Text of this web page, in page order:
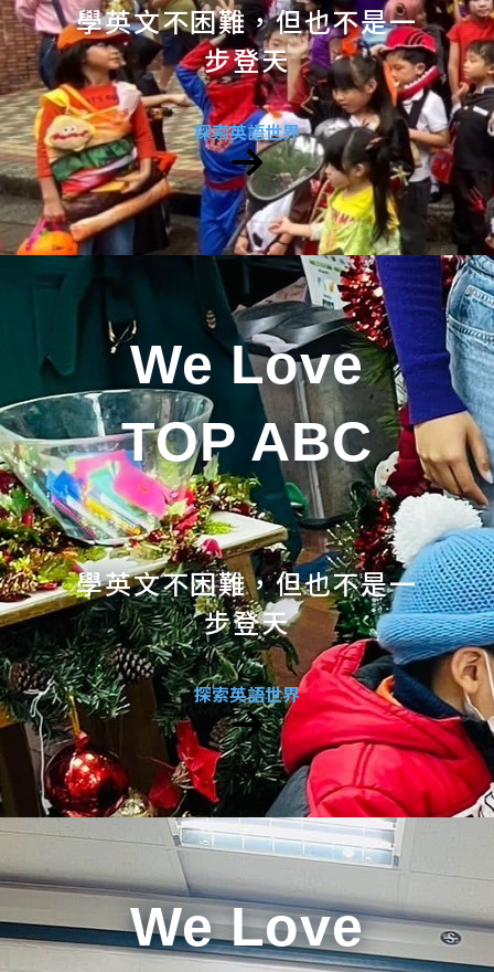
學英文不困難，但也不是一
步登天
探索英語世界
We Love
TOP ABC
學英文不困難，但也不是一
步登天
探索英語世界
We Love